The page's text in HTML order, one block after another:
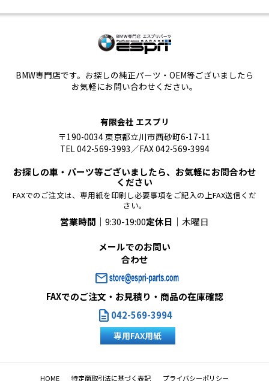
BMW専門店です。お探しの純正パーツ・OEM等ございましたら
お気軽にお問い合わせください。
有限会社 エスプリ
〒190-0034 東京都立川市西砂町6-17-11
TEL 042-569-3993／FAX 042-569-3994
お探しの車・パーツ等ございましたら、お気軽にお問合わせ
ください
FAXでのご注文は、専用紙を印刷し必要事項をご記入の上FAX送信くだ
さい。
営業時間｜ 9:30-19:00定休日｜ 木曜日
メールでのお問い
合わせ
mail
FAXでのご注文・お見積り・商品の在庫確認
description 042-569-3994
専用FAX用紙
HOME 特定商取引法に基づく表記 プライバシーポリシー